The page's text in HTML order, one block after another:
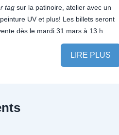
tag sur la patinoire, atelier avec un
, peinture UV et plus! Les billets seront
dès le mardi 31 mars à 13 h.
LIRE PLUS